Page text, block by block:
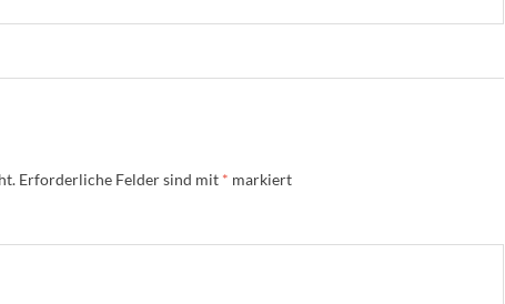
Erforderliche Felder sind mit * markiert